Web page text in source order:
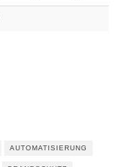
AUTOMATISIERUNG